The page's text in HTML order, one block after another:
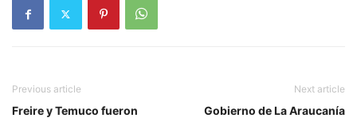
Previous article
Freire y Temuco fueron
Next article
Gobierno de La Araucanía